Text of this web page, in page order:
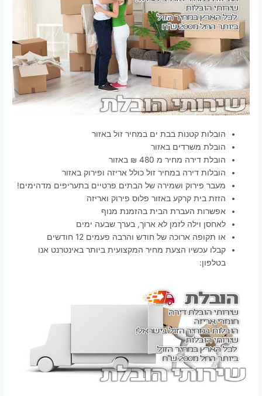
הובלות קטנות בבת ים במחיר זול באזור
הובלת משרדים באזור
הובלת דירה מחיר מ 480 ₪ באזור
הובלות דירה במחיר זול כולל אריזה ופירוק באזור
מעבר פירוק ושמירה של הבתים פרטיים בתעריפים מדהימים!
הזזת בית קרקע באזור פלוס פירוק ואריזה
אפשרות העברת הבית בהזמנת מנוף
לאחסן וילה לזמן לא ארוך, בערך שבעה ימים
או תקופה ארוכה של חודש והרבה פעמים 12 חודשים
קבלו עכשיו הצעת מחיר המקצועית ביותר באינטרנט אנו
בטלפון: